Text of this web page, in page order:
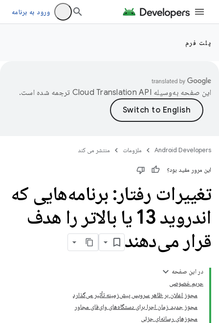
ورود به برنامه
پلت فرم
این صفحه به‌وسیله ترجمه شده است.
Android Developers ملزومات منتشر می کند
این مرور مفید بود؟
تغییرات رفتار: برنامه‌هایی که
اندروید 13 یا بالاتر را هدف
قرار می‌دهند
در این صفحه
حریم خصوصی
مجوز اعلان بر ظاهر سرویس پیش‌زمینه تأثیر می‌گذارد
مجوز جدید زمان اجرا برای دستگاه‌های وای‌فای مجاور
مجوزهای رسانه‌ای جزئی